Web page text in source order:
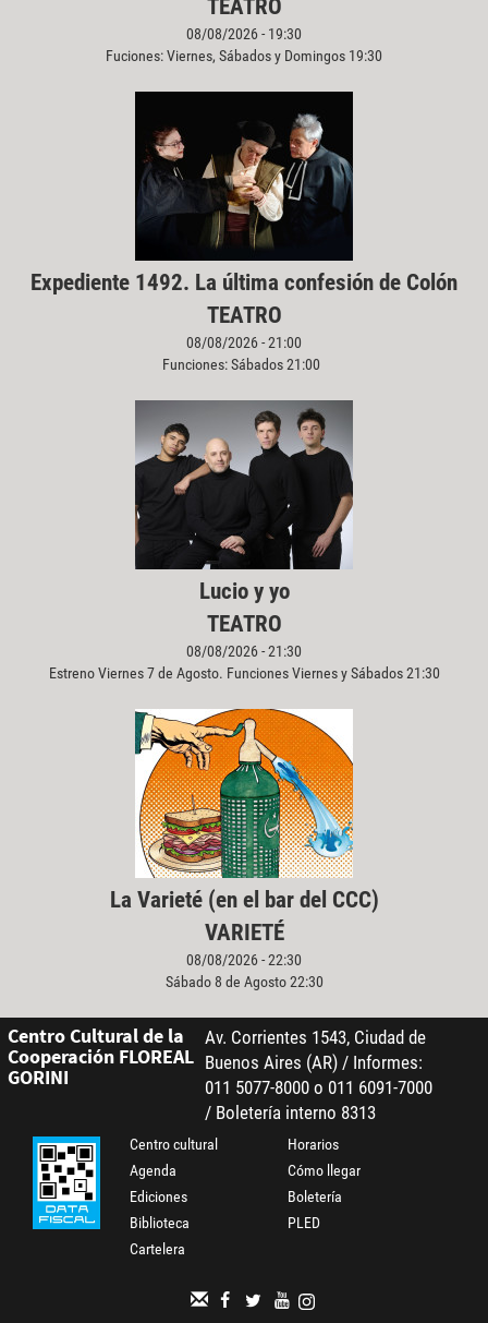
TEATRO
08/08/2026 - 19:30
Fuciones: Viernes, Sábados y Domingos 19:30
Expediente 1492. La última confesión de Colón
TEATRO
08/08/2026 - 21:00
Funciones: Sábados 21:00
Lucio y yo
TEATRO
08/08/2026 - 21:30
Estreno Viernes 7 de Agosto. Funciones Viernes y Sábados 21:30
La Varieté (en el bar del CCC)
VARIETÉ
08/08/2026 - 22:30
Sábado 8 de Agosto 22:30
Centro Cultural de la
Cooperación FLOREAL
GORINI
Av. Corrientes 1543, Ciudad de
Buenos Aires (AR) / Informes:
011 5077-8000 o 011 6091-7000
/ Boletería interno 8313
Centro cultural
Agenda
Ediciones
Biblioteca
Cartelera
Horarios
Cómo llegar
Boletería
PLED